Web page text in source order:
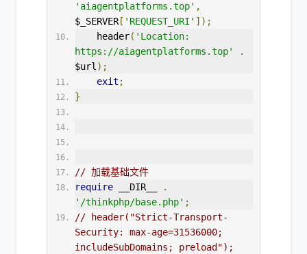
'aiagentplatforms.top' ,
$_SERVER[ 'REQUEST_URI' ]);
    header
( 'Location:
https://aiagentplatforms.top'
.
$url );
exit ;
}
// 加载基础文件
require __DIR__
.
'/thinkphp/base.php' ;
// header("Strict-Transport-
Security: max-age=31536000;
includeSubDomains; preload");